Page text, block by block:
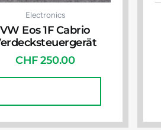
Electronics
VW Eos 1F Cabrio
CHF250.00